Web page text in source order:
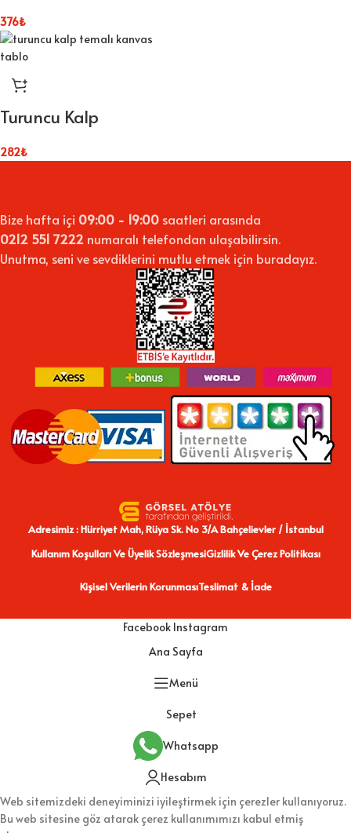
376₺
Turuncu Kalp
282₺
Bize hafta içi 09:00 - 19:00 saatleri arasında
0212 551 7222 numaralı telefondan ulaşabilirsin.
Unutma, seni ve sevdiklerini mutlu etmek için buradayız.
Adresimiz : Hürriyet Mah, Rüya Sk. No 3/A Bahçelievler / İstanbul
Kullanım Koşulları Ve Üyelik SözleşmesiGizlilik Ve Çerez Politikası
Kişisel Verilerin KorunmasıTeslimat & İade
Facebook Instagram
Ana Sayfa
Menü
Sepet
Whatsapp
Hesabım
Web sitemizdeki deneyiminizi iyileştirmek için çerezler kullanıyoruz.
Bu web sitesine göz atarak çerez kullanımımızı kabul etmiş